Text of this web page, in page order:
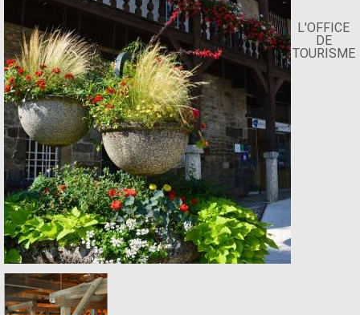
L'OFFICE
DE
TOURISME